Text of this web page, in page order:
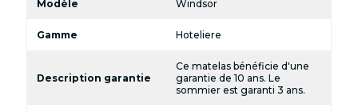
Modèle Windsor
Gamme Hoteliere
Description garantie
Ce matelas bénéficie d'une
garantie de 10 ans. Le
sommier est garanti 3 ans.